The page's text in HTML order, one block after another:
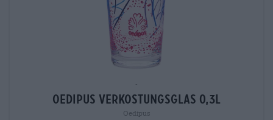
-
Oedipus Verkostungsglas 0,3L
Oedipus